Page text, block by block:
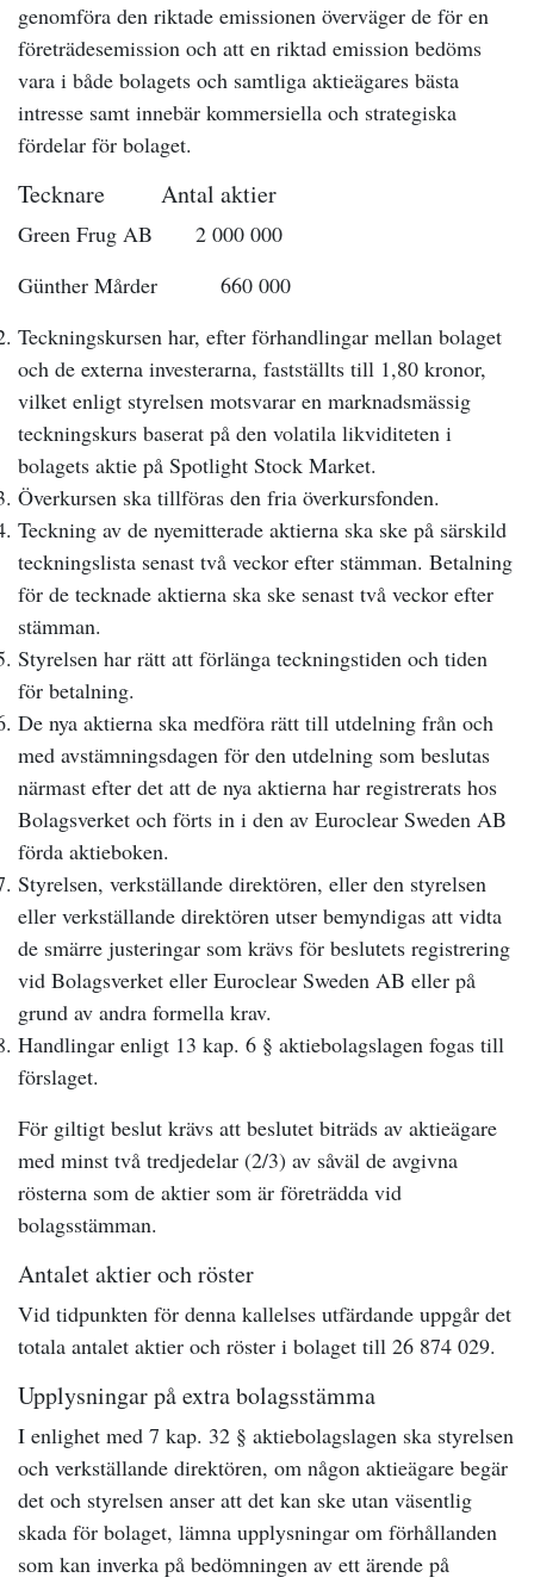
genomföra den riktade emissionen överväger de för en
företrädesemission och att en riktad emission bedöms
vara i både bolagets och samtliga aktieägares bästa
intresse samt innebär kommersiella och strategiska
fördelar för bolaget.
Tecknare Antal aktier
Green Frug AB 2 000 000
Günther Mårder 660 000
Teckningskursen har, efter förhandlingar mellan bolaget
och de externa investerarna, fastställts till 1,80 kronor,
vilket enligt styrelsen motsvarar en marknadsmässig
teckningskurs baserat på den volatila likviditeten i
bolagets aktie på Spotlight Stock Market.
Överkursen ska tillföras den fria överkursfonden.
Teckning av de nyemitterade aktierna ska ske på särskild
teckningslista senast två veckor efter stämman. Betalning
för de tecknade aktierna ska ske senast två veckor efter
stämman.
Styrelsen har rätt att förlänga teckningstiden och tiden
för betalning.
De nya aktierna ska medföra rätt till utdelning från och
med avstämningsdagen för den utdelning som beslutas
närmast efter det att de nya aktierna har registrerats hos
Bolagsverket och förts in i den av Euroclear Sweden AB
förda aktieboken.
Styrelsen, verkställande direktören, eller den styrelsen
eller verkställande direktören utser bemyndigas att vidta
de smärre justeringar som krävs för beslutets registrering
vid Bolagsverket eller Euroclear Sweden AB eller på
grund av andra formella krav.
Handlingar enligt 13 kap. 6 § aktiebolagslagen fogas till
förslaget.
För giltigt beslut krävs att beslutet biträds av aktieägare
med minst två tredjedelar (2/3) av såväl de avgivna
rösterna som de aktier som är företrädda vid
bolagsstämman.
Antalet aktier och röster
Vid tidpunkten för denna kallelses utfärdande uppgår det
totala antalet aktier och röster i bolaget till 26 874 029.
Upplysningar på extra bolagsstämma
I enlighet med 7 kap. 32 § aktiebolagslagen ska styrelsen
och verkställande direktören, om någon aktieägare begär
det och styrelsen anser att det kan ske utan väsentlig
skada för bolaget, lämna upplysningar om förhållanden
som kan inverka på bedömningen av ett ärende på